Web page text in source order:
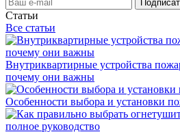
Статьи
Все статьи
Внутриквартирные устройства
почему они важны
Особенности выбора и установки